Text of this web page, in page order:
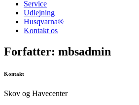
Service
Udlejning
Husqvarna®
Kontakt os
Forfatter: mbsadmin
Kontakt
Skov og Havecenter